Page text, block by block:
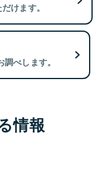
けます。
べします。
情報